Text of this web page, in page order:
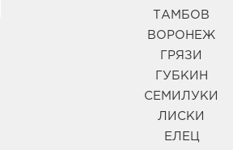
ТАМБОВ
ВОРОНЕЖ
ГРЯЗИ
ГУБКИН
СЕМИЛУКИ
ЛИСКИ
ЕЛЕЦ